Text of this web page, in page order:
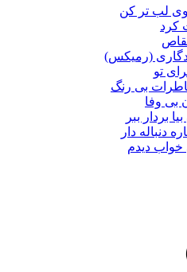
لب تر کن
کرد
(رمیکس)
تو
خاطرات بی رنگ
بی وفا
بردار ببر
دنباله دار
خواب دیدم